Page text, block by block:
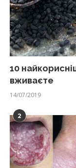
10
вживаєте
14/07/2019
2